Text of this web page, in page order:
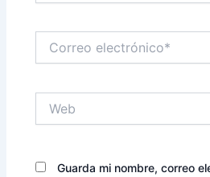
electrónico*
Guarda mi nombre, correo